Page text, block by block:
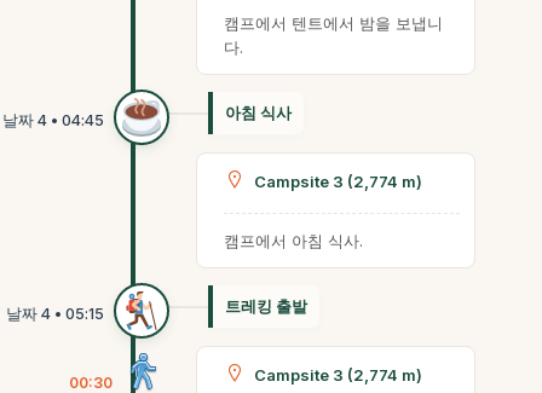
캠프에서 텐트에서 밤을 보냅니
다.
아침 식사
Campsite 3 (2,774 m)
캠프에서 아침 식사.
트레킹 출발
00:30 Campsite 3 (2,774 m)